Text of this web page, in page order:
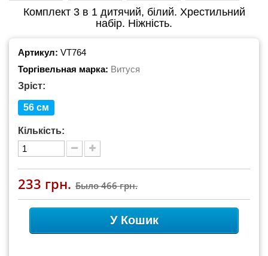
Комплект 3 в 1 дитячий, білий. Хрестильний
набір. Ніжність.
Артикул: VT764
Торгівельная марка: Витуся
Зріст:
56 см
Кількість:
233 грн. Было466 грн.
У Кошик